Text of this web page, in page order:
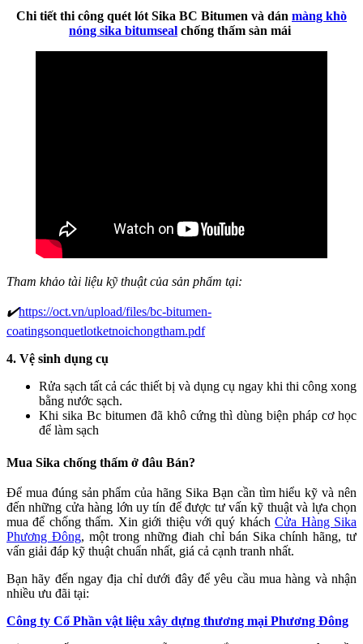
Chi tiết thi công quét lót Sika BC Bitumen và dán màng khò
nóng sika bitumseal chống thấm sàn mái
Tham khảo tài liệu kỹ thuật của sản phẩm tại:
✔️https://oct.vn/upload/files/bc-bitumen-
coatingsonquetlotketnoichongtham.pdf
4. Vệ sinh dụng cụ
Rửa sạch tất cả các thiết bị và dụng cụ ngay khi thi công xong
bằng nước sạch.
Khi sika Bc bitumen đã khô cứng thì dùng biện pháp cơ học
để làm sạch
Mua Sika chống thấm ở đâu Bán?
Để mua đúng sản phẩm của hãng Sika Bạn cần tìm hiểu kỹ và nên
đến những cửa hàng lớn uy tín để được tư vấn kỹ thuật và lựa chọn
mua để chống thấm. Xin giới thiệu với quý kháchCửa Hàng Sika
Phương Đông, một trong những điah chỉ bán Sika chính hãng, tư
vấn giải đáp kỹ thuật chuẩn nhất, giá cả cạnh tranh nhất.
Bạn hãy đến ngay địa chỉ dưới đây để yêu cầu mua hàng và nhận
nhiều ưu đãi tại:
Công ty Cổ Phần vật liệu xây dựng thương mại Phương Đông